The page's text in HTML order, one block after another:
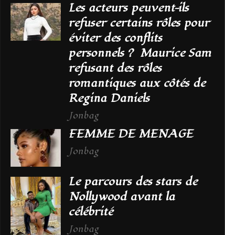
Les acteurs peuvent-ils
refuser certains rôles pour
éviter des conflits
personnels ? Maurice Sam
refusant des rôles
romantiques aux côtés de
Regina Daniels
Jonbag
FEMME DE MENAGE
Jonbag
Le parcours des stars de
Nollywood avant la
célébrité
Jonbag